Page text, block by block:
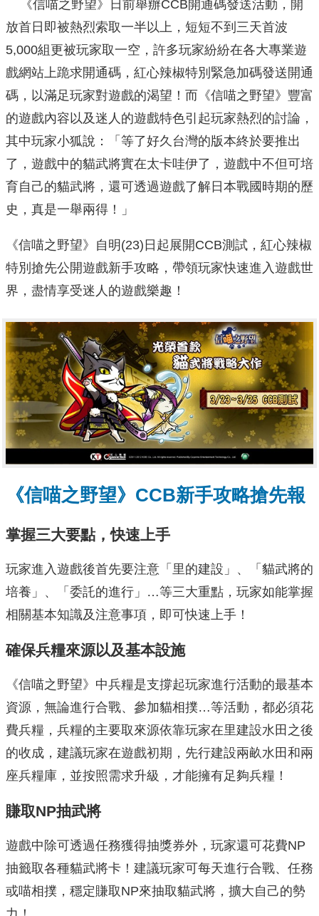
《信喵之野望》日前舉辦CCB開通碼發送活動，開
放首日即被熱烈索取一半以上，短短不到三天首波
5,000組更被玩家取一空，許多玩家紛紛在各大專業遊
戲網站上跪求開通碼，紅心辣椒特別緊急加碼發送開通
碼，以滿足玩家對遊戲的渴望！而《信喵之野望》豐富
的遊戲內容以及迷人的遊戲特色引起玩家熱烈的討論，
其中玩家小狐說：「等了好久台灣的版本終於要推出
了，遊戲中的貓武將實在太卡哇伊了，遊戲中不但可培
育自己的貓武將，還可透過遊戲了解日本戰國時期的歷
史，真是一舉兩得！」
《信喵之野望》自明(23)日起展開CCB測試，紅心辣椒
特別搶先公開遊戲新手攻略，帶領玩家快速進入遊戲世
界，盡情享受迷人的遊戲樂趣！
《信喵之野望》CCB新手攻略搶先報
掌握三大要點，快速上手
玩家進入遊戲後首先要注意「里的建設」、「貓武將的
培養」、「委託的進行」…等三大重點，玩家如能掌握
相關基本知識及注意事項，即可快速上手！
確保兵糧來源以及基本設施
《信喵之野望》中兵糧是支撐起玩家進行活動的最基本
資源，無論進行合戰、參加貓相撲…等活動，都必須花
費兵糧，兵糧的主要取來源依靠玩家在里建設水田之後
的收成，建議玩家在遊戲初期，先行建設兩畝水田和兩
座兵糧庫，並按照需求升級，才能擁有足夠兵糧！
賺取NP抽武將
遊戲中除可透過任務獲得抽獎券外，玩家還可花費NP
抽籤取各種貓武將卡！建議玩家可每天進行合戰、任務
或喵相撲，穩定賺取NP來抽取貓武將，擴大自己的勢